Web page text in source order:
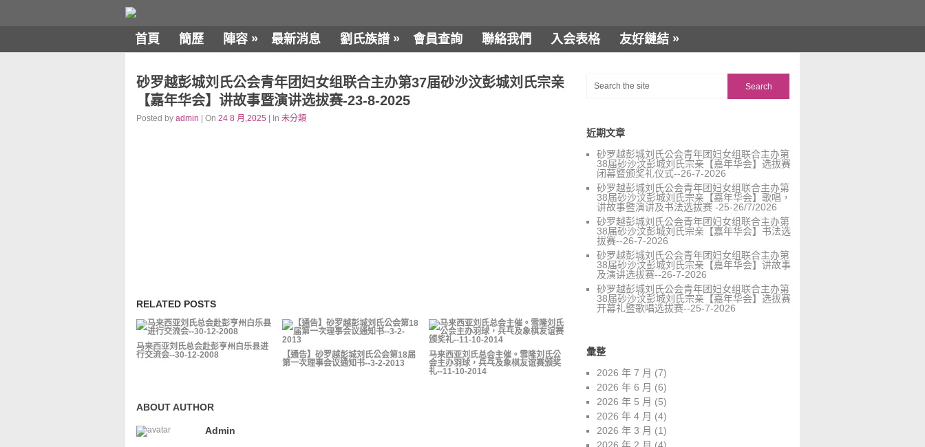
首頁 簡歷 陣容 » 最新消息 劉氏族譜 » 會員查詢 聯絡我們 入会表格 友好鏈結 »
砂罗越彭城刘氏公会青年团妇女组联合主办第37届砂沙汶彭城刘氏宗亲
【嘉年华会】讲故事暨演讲选拔赛-23-8-2025
Posted by admin | On 24 8 月,2025 | In 未分類
RELATED POSTS
马来西亚刘氏总会赴彭亨州白乐县进
行交流会--30-12-2008
【通告】砂罗越彭城刘氏公会第18届
第一次理事会议通知书--3-2-2013
马来西亚刘氏总会主催。雪隆刘氏公
会主办羽球，兵乓及象棋友谊赛颁奖
礼--11-10-2014
ABOUT AUTHOR
Admin
近期文章
砂罗越彭城刘氏公会青年团妇女组联合主办第
38届砂沙汶彭城刘氏宗亲【嘉年华会】选拔赛
闭幕暨颁奖礼仪式--26-7-2026
砂罗越彭城刘氏公会青年团妇女组联合主办第
38届砂沙汶彭城刘氏宗亲【嘉年华会】歌唱，
讲故事暨演讲及书法选拔赛 -25-26/7/2026
砂罗越彭城刘氏公会青年团妇女组联合主办第
38届砂沙汶彭城刘氏宗亲【嘉年华会】书法选
拔赛--26-7-2026
砂罗越彭城刘氏公会青年团妇女组联合主办第
38届砂沙汶彭城刘氏宗亲【嘉年华会】讲故事
及演讲选拔赛--26-7-2026
砂罗越彭城刘氏公会青年团妇女组联合主办第
38届砂沙汶彭城刘氏宗亲【嘉年华会】选拔赛
开幕礼暨歌唱选拔赛--25-7-2026
彙整
2026 年 7 月 (7)
2026 年 6 月 (6)
2026 年 5 月 (5)
2026 年 4 月 (4)
2026 年 3 月 (1)